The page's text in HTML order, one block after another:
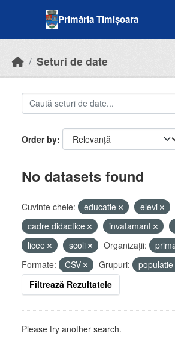
Primăria Timișoara
Seturi de date
Order by
No datasets found
Cuvinte cheie: educatie
elevi
cadre didactice
invatamant
licee
scoli Organizații:
Formate:
CSV Grupuri:
populatie
Filtrează Rezultatele
Please try another search.